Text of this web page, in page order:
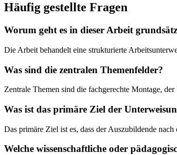
Häufig gestellte Fragen
Worum geht es in dieser Arbeit
Die Arbeit behandelt eine strukturierte
Was sind die zentralen Themenfelder?
Zentrale Themen sind die fachgerechte Montage,
Was ist das primäre Ziel der
Das primäre Ziel ist es, dass der Auszubildende
Welche wissenschaftliche oder